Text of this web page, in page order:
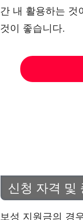
간 내 활용하는 것
것이 좋습니다.
신청 자격 및
보성 지원금의 경